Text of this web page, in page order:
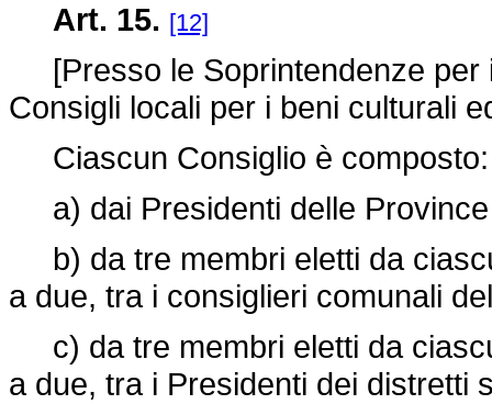
Art. 15. [12]
[Presso le Soprintendenze per
Consigli locali per i beni culturali
Ciascun Consiglio è composto:
a) dai Presidenti delle
b) da tre membri eletti da
a due, tra i consiglieri comunali
c) da tre membri eletti da
a due, tra i Presidenti dei distretti